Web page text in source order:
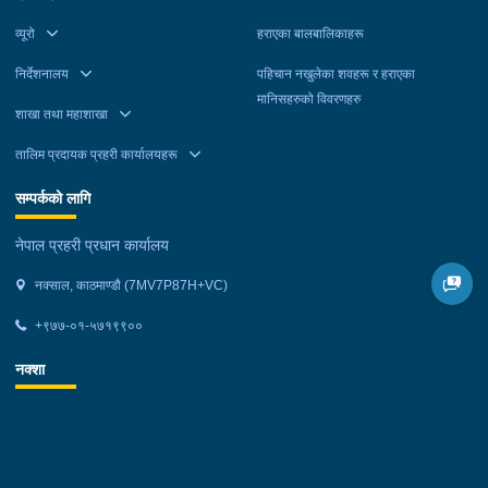
व्यूरो
निर्देशनालय
शाखा तथा महाशाखा
तालिम प्रदायक प्रहरी कार्यालयहरू
हराएका बालबालिकाहरू
पहिचान नखुलेका शवहरू र हराएका
मानिसहरुको विवरणहरु
सम्पर्कको लागि
नेपाल प्रहरी प्रधान कार्यालय
नक्साल, काठमाण्डौ (7MV7P87H+VC)
+९७७-०१-५७१९९००
नक्शा